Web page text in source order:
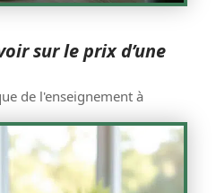
sur le prix d’une
de l'enseignement à